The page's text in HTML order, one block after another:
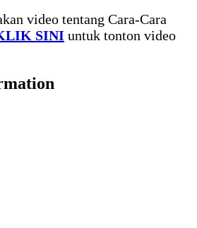
video tentang Cara-Cara
SINI untuk tonton video